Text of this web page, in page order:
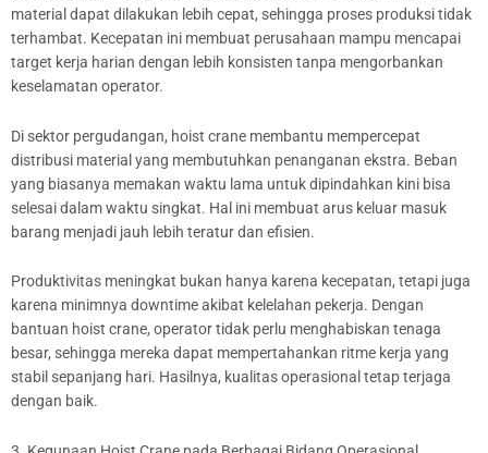
material dapat dilakukan lebih cepat, sehingga proses produksi tidak
terhambat. Kecepatan ini membuat perusahaan mampu mencapai
target kerja harian dengan lebih konsisten tanpa mengorbankan
keselamatan operator.
Di sektor pergudangan, hoist crane membantu mempercepat
distribusi material yang membutuhkan penanganan ekstra. Beban
yang biasanya memakan waktu lama untuk dipindahkan kini bisa
selesai dalam waktu singkat. Hal ini membuat arus keluar masuk
barang menjadi jauh lebih teratur dan efisien.
Produktivitas meningkat bukan hanya karena kecepatan, tetapi juga
karena minimnya downtime akibat kelelahan pekerja. Dengan
bantuan hoist crane, operator tidak perlu menghabiskan tenaga
besar, sehingga mereka dapat mempertahankan ritme kerja yang
stabil sepanjang hari. Hasilnya, kualitas operasional tetap terjaga
dengan baik.